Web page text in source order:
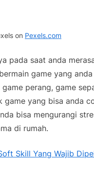
on Pexels.com
pada saat anda
game yang anda
perang, game
game yang bisa anda
bisa mengurangi
di rumah.
Skill Yang Wajib